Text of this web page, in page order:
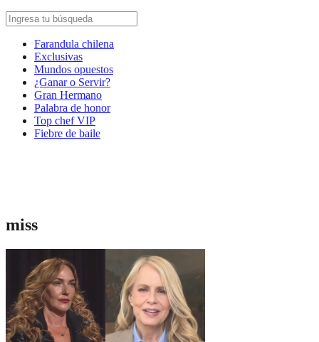
Farandula chilena
Exclusivas
Mundos opuestos
¿Ganar o Servir?
Gran Hermano
Palabra de honor
Top chef VIP
Fiebre de baile
miss